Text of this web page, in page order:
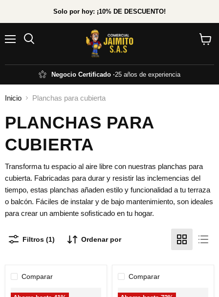
Solo por hoy: ¡10% DE DESCUENTO!
Negocio Certificado ·25 años de experiencia
Inicio Planchas para cubierta
PLANCHAS PARA
CUBIERTA
Transforma tu espacio al aire libre con nuestras planchas para
cubierta. Fabricadas para durar y resistir las inclemencias del
tiempo, estas planchas añaden estilo y funcionalidad a tu terraza
o balcón. Fáciles de instalar y de bajo mantenimiento, son ideales
para crear un ambiente sofisticado en tu hogar.
Filtros (1) Ordenar por
Comparar
" class="productitem--image-
Comparar
" class="productitem--image-